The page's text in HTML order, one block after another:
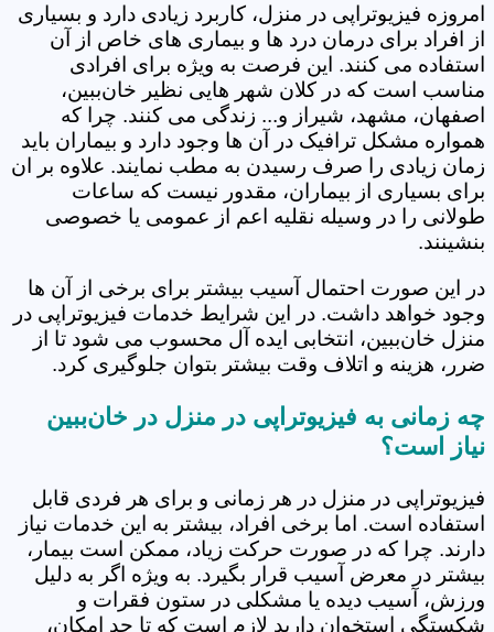
امروزه فیزیوتراپی در منزل، کاربرد زیادی دارد و بسیاری
از افراد برای درمان درد ها و بیماری های خاص از آن
استفاده می کنند. این فرصت به ویژه برای افرادی
مناسب است که در کلان شهر هایی نظیر خان‌ببین،
اصفهان، مشهد، شیراز و... زندگی می کنند. چرا که
همواره مشکل ترافیک در آن ها وجود دارد و بیماران باید
زمان زیادی را صرف رسیدن به مطب نمایند. علاوه بر ان
برای بسیاری از بیماران، مقدور نیست که ساعات
طولانی را در وسیله نقلیه اعم از عمومی یا خصوصی
بنشینند.
در این صورت احتمال آسیب بیشتر برای برخی از آن ها
وجود خواهد داشت. در این شرایط خدمات فیزیوتراپی در
منزل خان‌ببین، انتخابی ایده آل محسوب می شود تا از
ضرر، هزینه و اتلاف وقت بیشتر بتوان جلوگیری کرد.
چه زمانی به فیزیوتراپی در منزل در خان‌ببین
نیاز است؟
فیزیوتراپی در منزل در هر زمانی و برای هر فردی قابل
استفاده است. اما برخی افراد، بیشتر به این خدمات نیاز
دارند. چرا که در صورت حرکت زیاد، ممکن است بیمار،
بیشتر در معرض آسیب قرار بگیرد. به ویژه اگر به دلیل
ورزش، آسیب دیده یا مشکلی در ستون فقرات و
شکستگی استخوان دارید لازم است که تا حد امکان،